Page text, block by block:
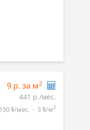
9 р. за м2
441 р./мес.
$/мес. 3 $/м2